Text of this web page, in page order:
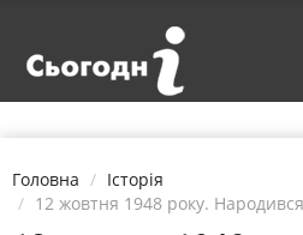
Головна
Історія
12 жовтня 1948 року.